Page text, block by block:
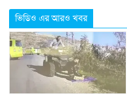
ভিডিও এর আরও খবর